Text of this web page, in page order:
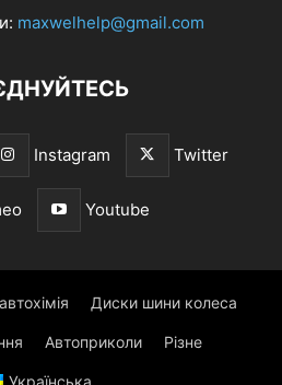
maxwelhelp@gmail.com
Instagram Twitter
Youtube
Диски шини колеса
Автоприколи Різне